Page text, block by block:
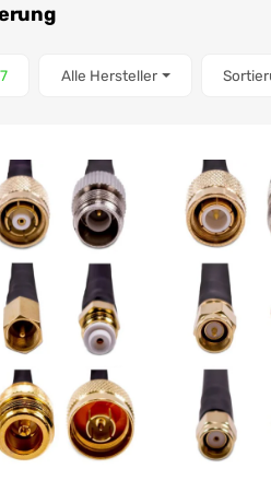
7Artikel gefunden
Alle Hersteller